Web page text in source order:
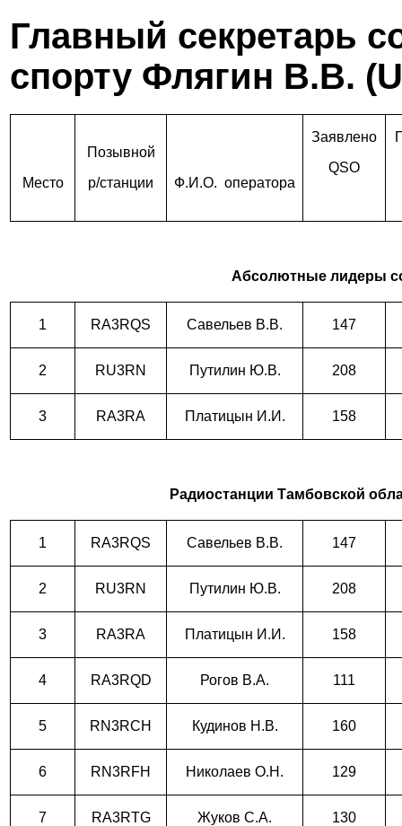
Главный секретарь
спорту Флягин В.В. (
Место
Позывной
р/станции
Ф.И.О. оператора
Заявлено
QSO
Абсолютные лидеры
1 RA3RQS Савельев В.В. 147
2 RU3RN Путилин Ю.В. 208
3 RA3RA Платицын И.И. 158
Радиостанции Тамбовской
1 RA3RQS Савельев В.В. 147
2 RU3RN Путилин Ю.В. 208
3 RA3RA Платицын И.И. 158
4 RA3RQD Рогов В.А. 111
5 RN3RCH Кудинов Н.В. 160
6 RN3RFH Николаев О.Н. 129
7 RA3RTG Жуков С.А. 130